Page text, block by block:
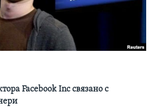
Facebook Inc связано с